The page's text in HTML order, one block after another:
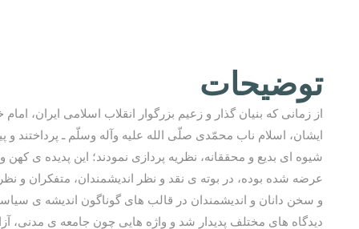
توضیحات
از زمانی که بنیان گذار و زعیم بزرگوار انقلاب اسلامی
ایشان، اسلام ناب محمّدی صلّی الله علیه وآله وسلّم ـ
شیوه ای بدیع و محققانه، نظریه پردازی نمودند؛ این پدیده ی
عرضه شده بوده، در بوته ی نقد و نظر اندیشمندان، متفکران و
و سخن دانان و اندیشمندان در قالب های گوناگون اندیشه ی
دیدگاه های مختلف پدیدار شد و واژه هایی چون جامعه ی مدنی،